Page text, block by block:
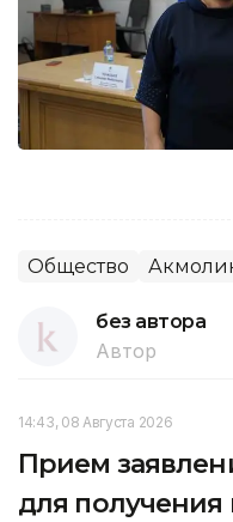
Общество
без автора
Автор
14:43, 08 Августа 2026
Прием
для получения